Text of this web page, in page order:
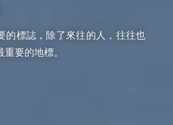
的標誌，除了來往的人，往往也
要的地標。